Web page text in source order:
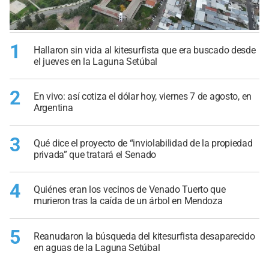
1
Hallaron sin vida al kitesurfista que era buscado desde
el jueves en la Laguna Setúbal
2
En vivo: así cotiza el dólar hoy, viernes 7 de agosto, en
Argentina
3
Qué dice el proyecto de “inviolabilidad de la propiedad
privada” que tratará el Senado
4
Quiénes eran los vecinos de Venado Tuerto que
murieron tras la caída de un árbol en Mendoza
5
Reanudaron la búsqueda del kitesurfista desaparecido
en aguas de la Laguna Setúbal